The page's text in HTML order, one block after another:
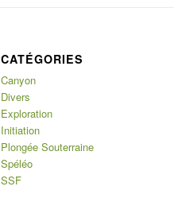
CATÉGORIES
Canyon
Divers
Exploration
Initiation
Plongée Souterraine
Spéléo
SSF